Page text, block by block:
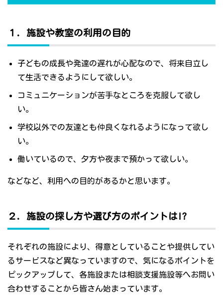
１．施設や教室の利用の目的
子どもの成長や発達の遅れが心配なので、将来自立し
て生活できるようにして欲しい。
コミュニケーションが苦手なところを克服して欲し
い。
学校以外での友達とも仲良くなれるようになって欲し
い。
働いているので、夕方や夜まで預かって欲しい。
などなど、利用への目的があるかと思います。
２．施設の探し方や選び方のポイントは!?
それぞれの施設により、得意としていることや提供してい
るサービスなど異なっていますので、気になるポイントを
ピックアップして、各施設または相談支援施設等へお問い
合わせすることから皆さん始まっています。